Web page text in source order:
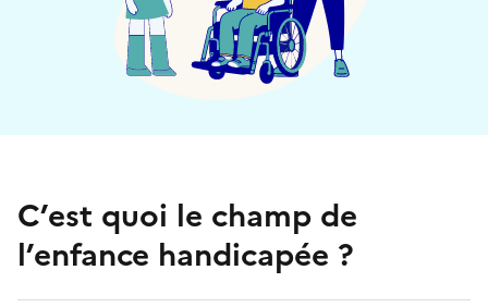
C’est quoi le champ de
l’enfance handicapée ?